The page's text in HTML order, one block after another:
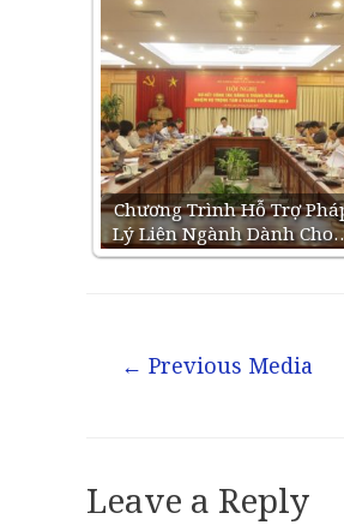
Chương Trình Hỗ Trợ
Lý Liên Ngành Dành
← Previous Media
Leave a Reply